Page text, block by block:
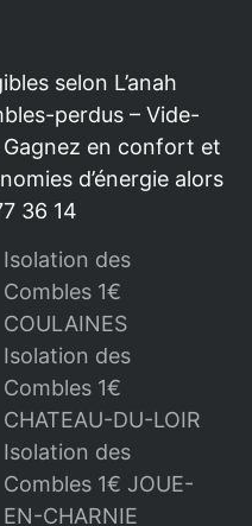
selon L’anah
perdus – Vide-
Gagnez en confort et
d’énergie alors
36 14
Isolation des
Combles 1€
COULAINES
Isolation des
Combles 1€
CHATEAU-DU-LOIR
Isolation des
Combles 1€ JOUE-
EN-CHARNIE